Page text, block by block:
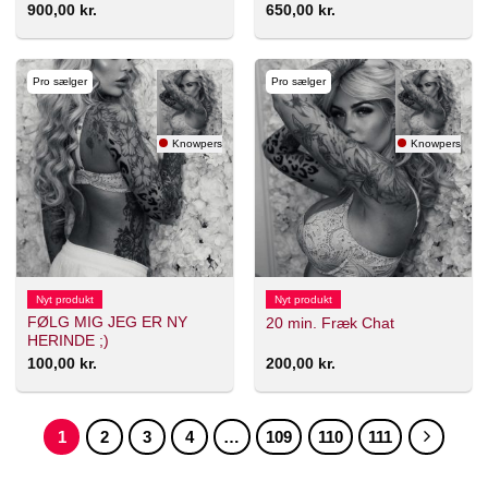
900,00 kr. 650,00 kr.
Pro sælger
Knowperson
Nyt produkt
FØLG MIG JEG ER NY
HERINDE ;)
100,00 kr.
Pro sælger
Knowperson
Nyt produkt
20 min. Fræk Chat
200,00 kr.
1 2 3 4 … 109 110 111